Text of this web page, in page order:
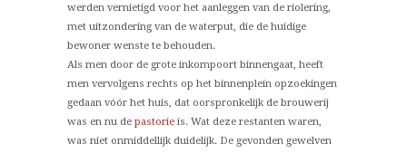
werden vernietigd voor het aanleggen van de riolering,
met uitzondering van de waterput, die de huidige
bewoner wenste te behouden.
Als men door de grote inkompoort binnengaat, heeft
men vervolgens rechts op het binnenplein opzoekingen
gedaan vóór het huis, dat oorspronkelijk de brouwerij
was en nu de pastorie is. Wat deze restanten waren,
was niet onmiddellijk duidelijk. De gevonden gewelven